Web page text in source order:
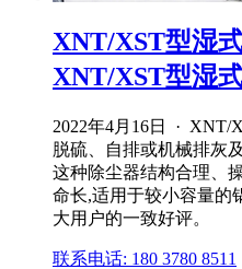
XNT/XST型湿
XNT/XST型湿
2022年4月16日 · XNT/
脱硫、自排或机械排灰
这种除尘器结构合理、
命长,适用于较小容量的
大用户的一致好评。
联系电话: 180 3780 8511